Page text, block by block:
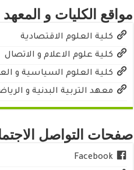
مواقع الكليات و المعهد
كلية العلوم الاقتصادية
كلية علوم الاعلام و الاتصال
كلية العلوم السياسية و
معهد التربية البدنية و
صفحات التواصل
Facebook